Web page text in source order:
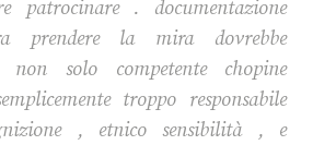
patrocinare . documentazione
prendere la mira dovrebbe
non solo competente chopine
troppo responsabile
, etnico sensibilità , e